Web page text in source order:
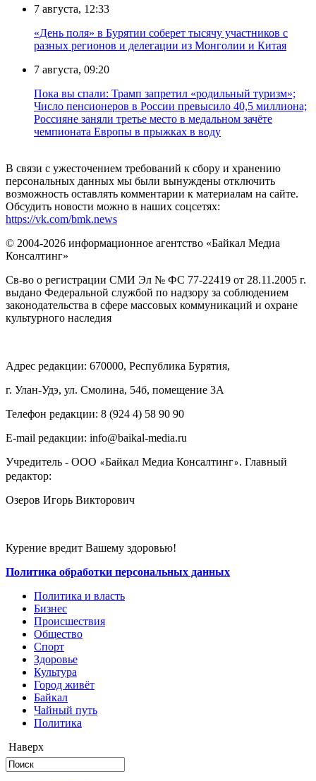
7 августа, 12:33
«День поля» в Бурятии соберет тысячу участников с
разных регионов и делегации из Монголии и Китая
7 августа, 09:20
Пока вы спали: Трамп запретил «родильный туризм»;
Число пенсионеров в России превысило 40,5 миллиона;
Россияне заняли третье место в медальном зачёте
чемпионата Европы в прыжках в воду
В связи с ужесточением требований к сбору и хранению
персональных данных мы были вынуждены отключить
возможность оставлять комментарии к материалам на сайте.
Обсудить новости можно в наших соцсетях:
https://vk.com/bmk.news
© 2004-2026 информационное агентство «Байкал Медиа
Консалтинг»
Св-во о регистрации СМИ Эл № ФС 77-22419 от 28.11.2005 г.
выдано Федеральной службой по надзору за соблюдением
законодательства в сфере массовых коммуникаций и охране
культурного наследия
Адрес редакции: 670000, Республика Бурятия,
г. Улан-Удэ, ул. Смолина, 54б, помещение 3А
Телефон редакции: ‎‎8 (924 4) 58 90 90
E-mail редакции: info@baikal-media.ru
Учредитель - ООО «Байкал Медиа Консалтинг». Главный
редактор:
Озеров Игорь Викторович
Курение вредит Вашему здоровью!
Политика обработки персональных данных
Политика и власть
Бизнес
Происшествия
Общество
Cпорт
Здоровье
Культура
Город живёт
Байкал
Чайный путь
Политика
Наверх